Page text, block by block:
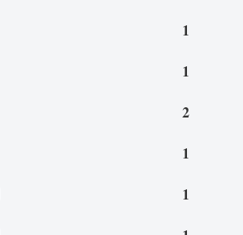
1
1
2
1
1